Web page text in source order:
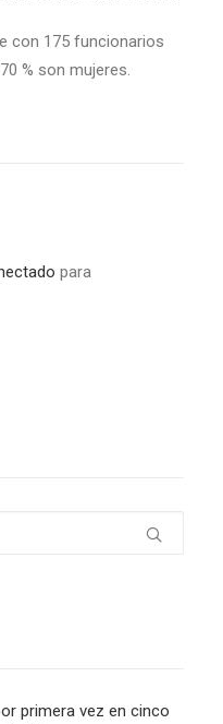
con 175 funcionarios
% son mujeres.
para
primera vez en cinco